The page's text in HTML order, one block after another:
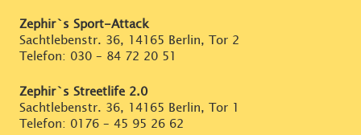
Zephir`s Sport-Attack
Sachtlebenstr. 36, 14165 Berlin, Tor 2
Telefon: 030 – 84 72 20 51
Zephir`s Streetlife 2.0
Sachtlebenstr. 36, 14165 Berlin, Tor 1
Telefon: 0176 – 45 95 26 62